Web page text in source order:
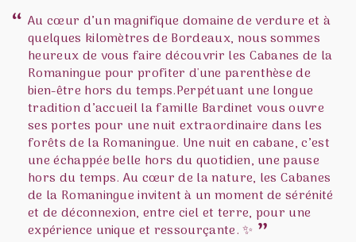
Au cœur d’un magnifique domaine de verdure et à
quelques kilomètres de Bordeaux, nous sommes
heureux de vous faire découvrir les Cabanes de la
Romaningue pour profiter d'une parenthèse de
bien-être hors du temps.Perpétuant une longue
tradition d’accueil la famille Bardinet vous ouvre
ses portes pour une nuit extraordinaire dans les
forêts de la Romaningue. Une nuit en cabane, c’est
une échappée belle hors du quotidien, une pause
hors du temps. Au cœur de la nature, les Cabanes
de la Romaningue invitent à un moment de sérénité
et de déconnexion, entre ciel et terre, pour une
expérience unique et ressourçante. ✨